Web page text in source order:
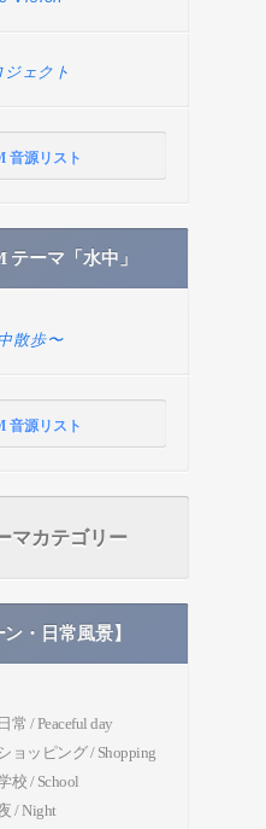
ェクト
音源リスト
ーマ「水中」
散歩〜
音源リスト
マカテゴリー
・日常風景】
日常 / Peaceful day
ョッピング / Shopping
校 / School
/ Night